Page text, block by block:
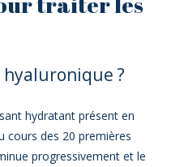
hyaluronique ?
hydratant présent en
cours des 20 premières
progressivement et le